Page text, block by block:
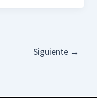
Siguiente →